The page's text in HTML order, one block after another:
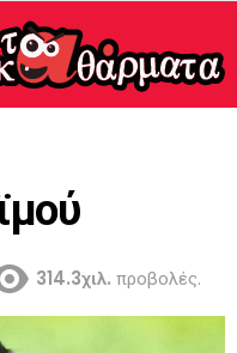
314.3χιλ. προβολές.